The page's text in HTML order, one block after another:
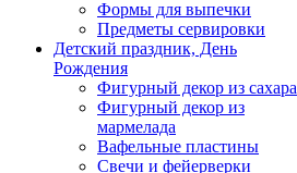
Формы для выпечки
Предметы сервировки
Детский праздник, День
Рождения
Фигурный декор из сахара
Фигурный декор из
мармелада
Вафельные пластины
Свечи и фейерверки